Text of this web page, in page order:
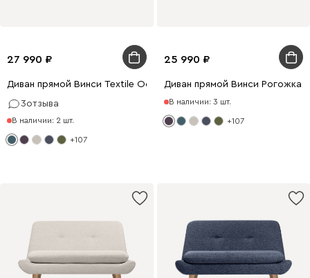
27 990
Диван прямой Винси Textile Ocean
3отзыва
В наличии: 2 шт.
+107
25 990
Диван прямой Винси Рогожка
В наличии: 3 шт.
+107